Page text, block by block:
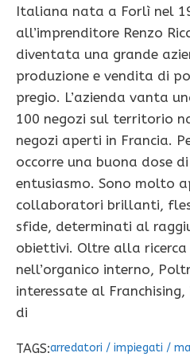
Italiana nata a Forlì nel
all’imprenditore Renzo
diventata una grande
produzione e vendita di
pregio. L’azienda vanta
100 negozi sul territorio
negozi aperti in Francia.
occorre una buona dose
entusiasmo. Sono molto
collaboratori brillanti,
sfide, determinati al
obiettivi. Oltre alla ricerca
nell’organico interno,
interessate al
di
TAGS:arredatori / impiegati /